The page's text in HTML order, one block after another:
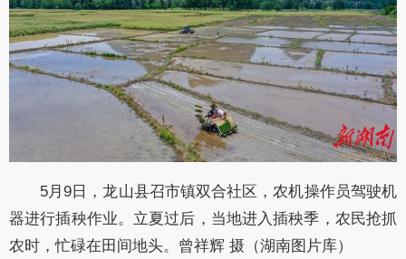
5月9日，龙山县召市镇双合社区，农机操作员驾驶机
器进行插秧作业。立夏过后，当地进入插秧季，农民抢抓
农时，忙碌在田间地头。曾祥辉 摄（湖南图片库）